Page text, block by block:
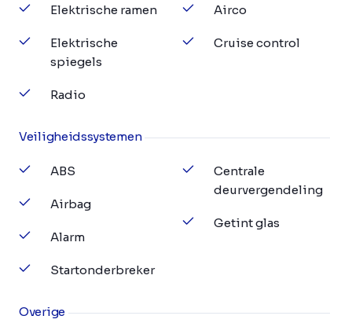
Elektrische ramen
Elektrische
spiegels
Radio
Airco
Cruise control
Veiligheidssystemen
ABS
Airbag
Alarm
Startonderbreker
Centrale
deurvergendeling
Getint glas
Overige